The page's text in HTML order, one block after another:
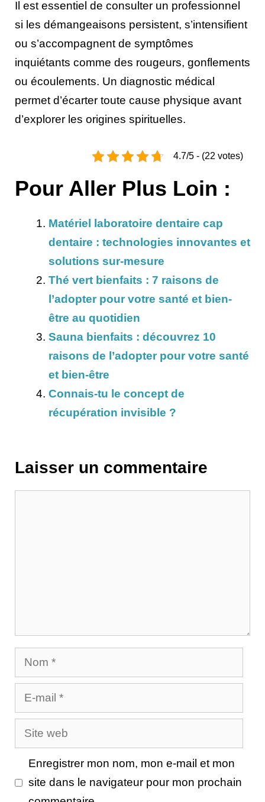
Il est essentiel de consulter un professionnel
si les démangeaisons persistent, s’intensifient
ou s’accompagnent de symptômes
inquiétants comme des rougeurs, gonflements
ou écoulements. Un diagnostic médical
permet d’écarter toute cause physique avant
d’explorer les origines spirituelles.
4.7/5 - (22 votes)
Pour Aller Plus Loin :
Matériel laboratoire dentaire cap
dentaire : technologies innovantes et
solutions sur-mesure
Thé vert bienfaits : 7 raisons de
l’adopter pour votre santé et bien-
être au quotidien
Sauna bienfaits : découvrez 10
raisons de l’adopter pour votre santé
et bien-être
Connais-tu le concept de
récupération invisible ?
Laisser un commentaire
Nom
E-
mail
Site
web
Enregistrer mon nom, mon e-mail et mon
site dans le navigateur pour mon prochain